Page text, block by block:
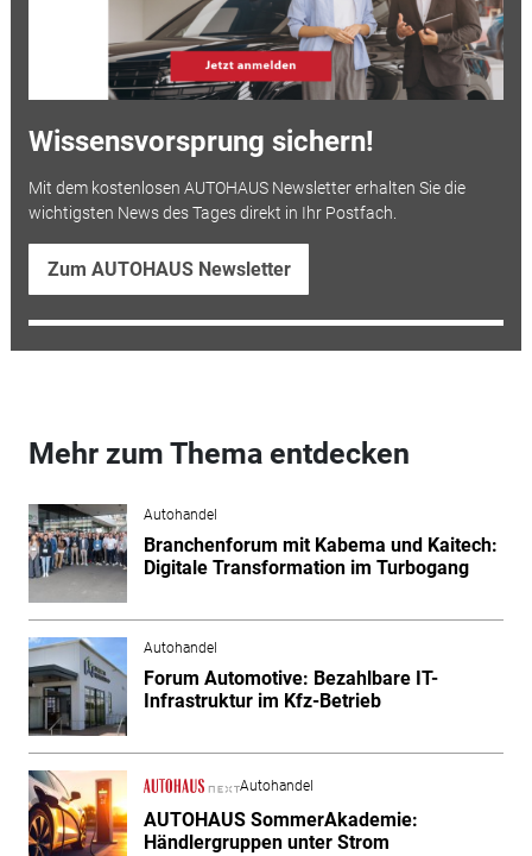
Wissensvorsprung sichern!
Mit dem kostenlosen AUTOHAUS Newsletter erhalten Sie die
wichtigsten News des Tages direkt in Ihr Postfach.
Zum AUTOHAUS Newsletter
Mehr zum Thema entdecken
Autohandel
Branchenforum mit Kabema und Kaitech:
Digitale Transformation im Turbogang
Autohandel
Forum Automotive: Bezahlbare IT-
Infrastruktur im Kfz-Betrieb
Autohandel
AUTOHAUS SommerAkademie:
Händlergruppen unter Strom